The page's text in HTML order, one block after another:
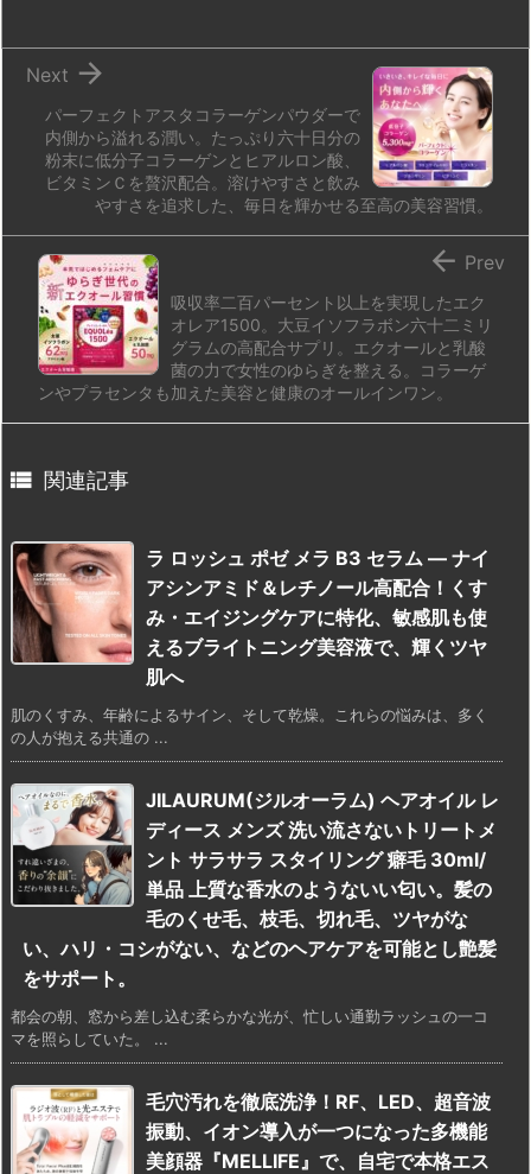
パーフェクトアスタコラーゲンパウダーで
内側から溢れる潤い。たっぷり六十日分の
粉末に低分子コラーゲンとヒアルロン酸、
ビタミンＣを贅沢配合。溶けやすさと飲み
やすさを追求した、毎日を輝かせる至高の美容習慣。

Next
吸収率二百パーセント以上を実現したエク
オレア1500。大豆イソフラボン六十二ミリ
グラムの高配合サプリ。エクオールと乳酸
菌の力で女性のゆらぎを整える。コラーゲ
ンやプラセンタも加えた美容と健康のオールインワン。
 Prev
 関連記事
ラ ロッシュ ポゼ メラ B3 セラム — ナイ
アシンアミド＆レチノール高配合！くす
み・エイジングケアに特化、敏感肌も使
えるブライトニング美容液で、輝くツヤ
肌へ
肌のくすみ、年齢によるサイン、そして乾燥。これらの悩みは、多く
の人が抱える共通の ...
JILAURUM(ジルオーラム) ヘアオイル レ
ディース メンズ 洗い流さないトリートメ
ント サラサラ スタイリング 癖毛 30ml/
単品 上質な香水のようないい匂い。髪の
毛のくせ毛、枝毛、切れ毛、ツヤがな
い、ハリ・コシがない、などのヘアケアを可能とし艶髪
をサポート。
都会の朝、窓から差し込む柔らかな光が、忙しい通勤ラッシュの一コ
マを照らしていた。 ...
毛穴汚れを徹底洗浄！RF、LED、超音波
振動、イオン導入が一つになった多機能
美顔器『MELLIFE』で、自宅で本格エス